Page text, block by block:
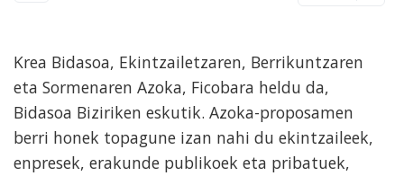
Krea Bidasoa, Ekintzailetzaren, Berrikuntzaren
eta Sormenaren Azoka, Ficobara heldu da,
Bidasoa Biziriken eskutik. Azoka-proposamen
berri honek topagune izan nahi du ekintzaileek,
enpresek, erakunde publikoek eta pribatuek,